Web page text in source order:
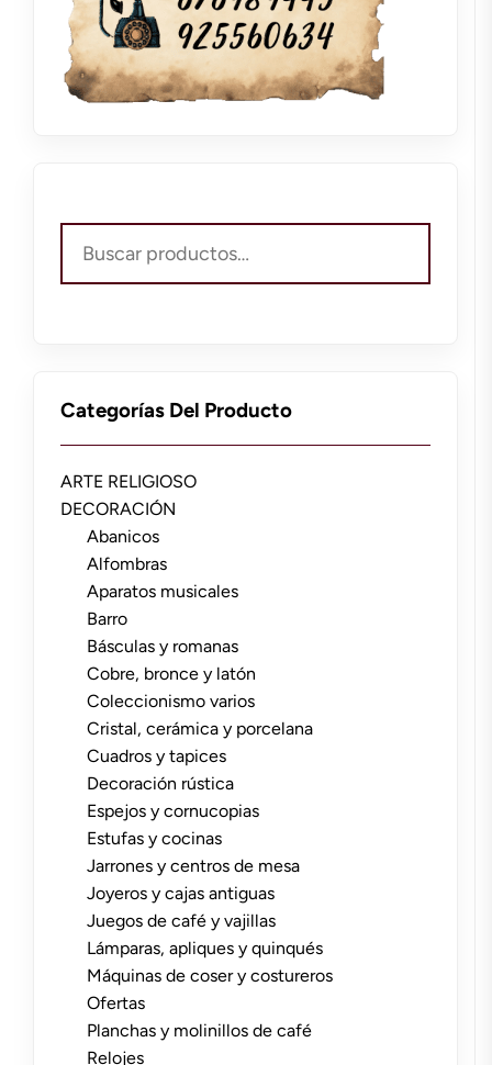
por:
Categorías Del Producto
ARTE RELIGIOSO
DECORACIÓN
Abanicos
Alfombras
Aparatos musicales
Barro
Básculas y romanas
Cobre, bronce y latón
Coleccionismo varios
Cristal, cerámica y porcelana
Cuadros y tapices
Decoración rústica
Espejos y cornucopias
Estufas y cocinas
Jarrones y centros de mesa
Joyeros y cajas antiguas
Juegos de café y vajillas
Lámparas, apliques y quinqués
Máquinas de coser y costureros
Ofertas
Planchas y molinillos de café
Relojes